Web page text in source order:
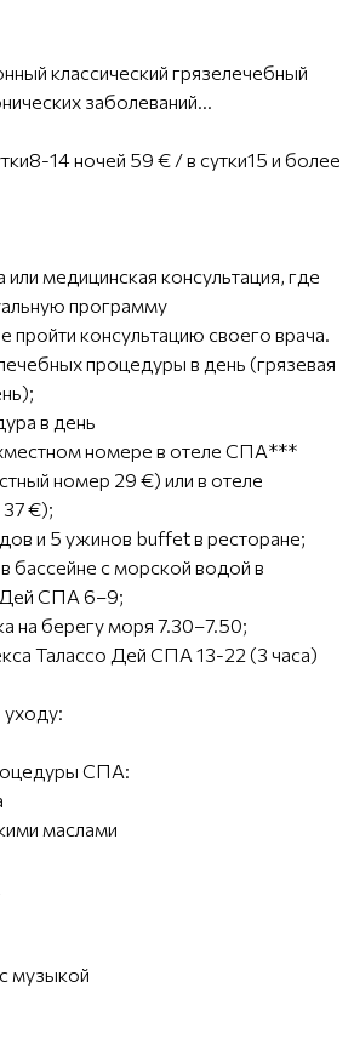
классический грязелечебный
заболеваний…
14 ночей 59 € / в сутки15 и более
или медицинская консультация, где
программу
пройти консультацию своего врача.
процедуры в день (грязевая
в день
номере в отеле СПА***
номер 29 €) или в отеле
€);
и 5 ужинов buffet в ресторане;
в бассейне с морской водой в
Дей СПА 6–9;
на берегу моря 7.30–7.50;
Талассо Дей СПА 13-22 (3 часа)
СПА:
маслами
музыкой